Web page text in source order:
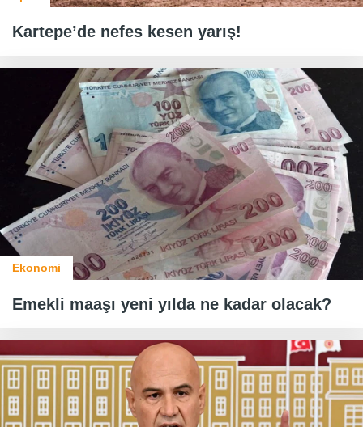
Kartepe’de nefes kesen yarış!
Ekonomi
Emekli maaşı yeni yılda ne kadar olacak?